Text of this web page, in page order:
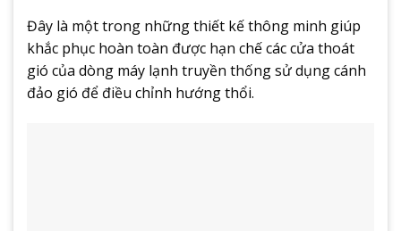
Đây là một trong những thiết kế thông minh giúp
khắc phục hoàn toàn được hạn chế các cửa thoát
gió của dòng máy lạnh truyền thống sử dụng cánh
đảo gió để điều chỉnh hướng thổi.